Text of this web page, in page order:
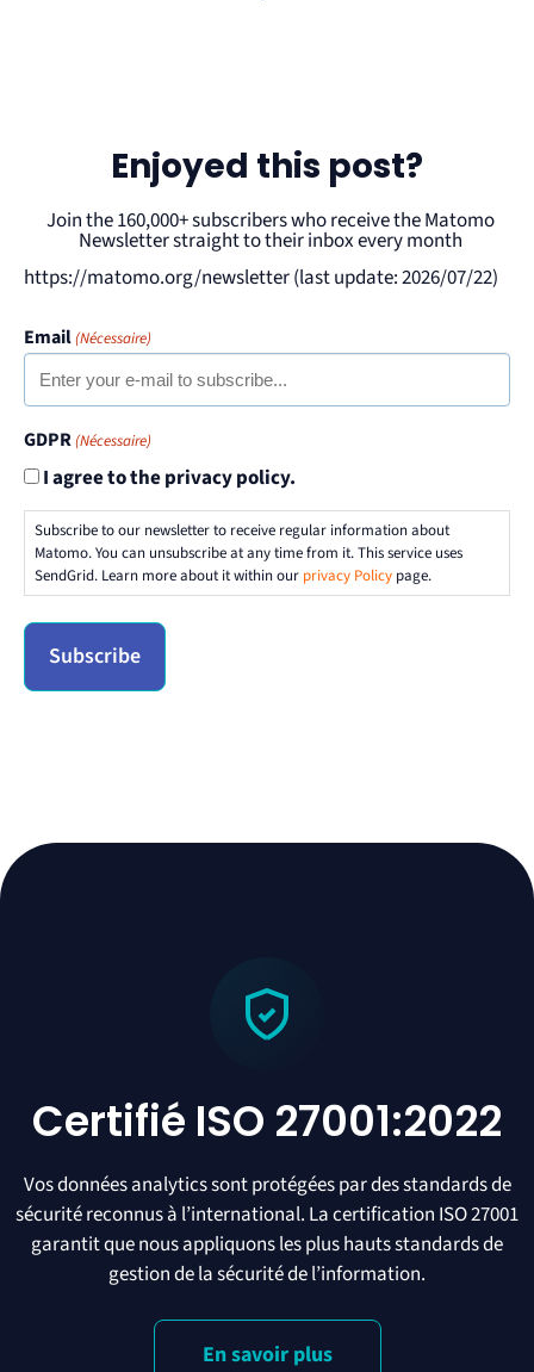
Enjoyed this post?
Join the 160,000+ subscribers who receive the Matomo
Newsletter straight to their inbox every month
https://matomo.org/newsletter (last update: 2026/07/22)
Email(Nécessaire)
GDPR(Nécessaire)
I agree to the privacy policy.
Subscribe to our newsletter to receive regular information about
Matomo. You can unsubscribe at any time from it. This service uses
SendGrid. Learn more about it within our privacy Policy page.
Certifié ISO 27001:2022
Vos données analytics sont protégées par des standards de
sécurité reconnus à l’international. La certification ISO 27001
garantit que nous appliquons les plus hauts standards de
gestion de la sécurité de l’information.
En savoir plus